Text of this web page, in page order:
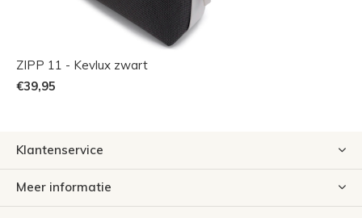
ZIPP 11 - Kevlux zwart
€39,95
Klantenservice
Meer informatie